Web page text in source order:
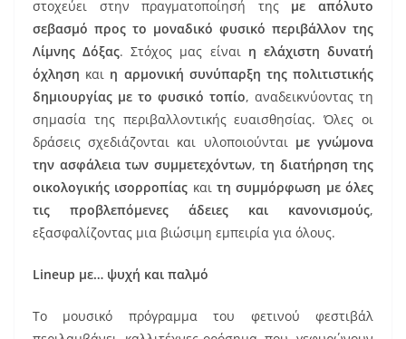
στοχεύει στην πραγματοποίησή της με απόλυτο
σεβασμό προς το μοναδικό φυσικό περιβάλλον της
Λίμνης Δόξας. Στόχος μας είναι η ελάχιστη δυνατή
όχληση και η αρμονική συνύπαρξη της πολιτιστικής
δημιουργίας με το φυσικό τοπίο, αναδεικνύοντας τη
σημασία της περιβαλλοντικής ευαισθησίας. Όλες οι
δράσεις σχεδιάζονται και υλοποιούνται με γνώμονα
την ασφάλεια των συμμετεχόντων, τη διατήρηση της
οικολογικής ισορροπίας καιτη συμμόρφωση με όλες
τις προβλεπόμενες άδειες και κανονισμούς,
εξασφαλίζοντας μια βιώσιμη εμπειρία για όλους.
Lineup με… ψυχή και παλμό
Το μουσικό πρόγραμμα του φετινού φεστιβάλ